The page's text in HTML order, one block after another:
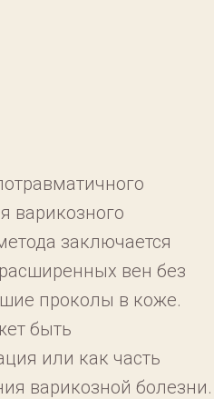
варикозного
заключается
вен без
проколы в коже.
быть
или как часть
варикозной болезни.